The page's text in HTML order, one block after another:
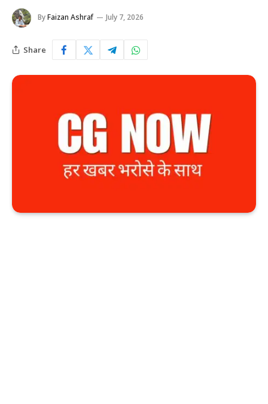
ByFaizan Ashraf July 7, 2026
Share